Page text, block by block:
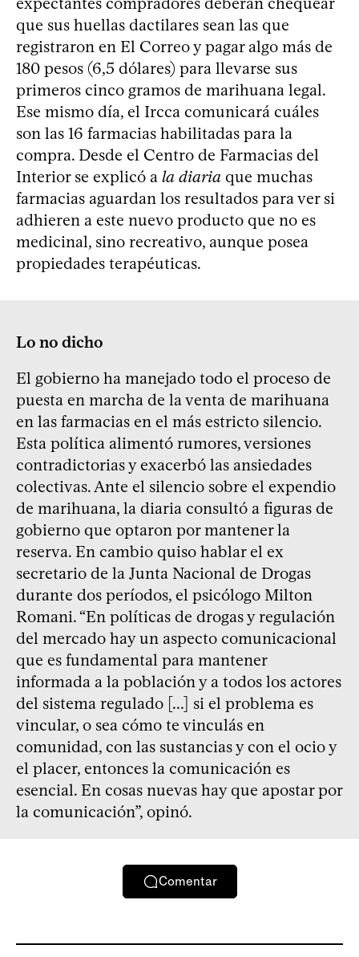
que sus huellas dactilares sean las que
registraron en El Correo y pagar algo más de
180 pesos (6,5 dólares) para llevarse sus
primeros cinco gramos de marihuana legal.
Ese mismo día, el Ircca comunicará cuáles
son las 16 farmacias habilitadas para la
compra. Desde el Centro de Farmacias del
Interior se explicó a la diaria que muchas
farmacias aguardan los resultados para ver si
adhieren a este nuevo producto que no es
medicinal, sino recreativo, aunque posea
propiedades terapéuticas.
Lo no dicho
El gobierno ha manejado todo el proceso de
puesta en marcha de la venta de marihuana
en las farmacias en el más estricto silencio.
Esta política alimentó rumores, versiones
contradictorias y exacerbó las ansiedades
colectivas. Ante el silencio sobre el expendio
de marihuana, la diaria consultó a figuras de
gobierno que optaron por mantener la
reserva. En cambio quiso hablar el ex
secretario de la Junta Nacional de Drogas
durante dos períodos, el psicólogo Milton
Romani. “En políticas de drogas y regulación
del mercado hay un aspecto comunicacional
que es fundamental para mantener
informada a la población y a todos los actores
del sistema regulado [...] si el problema es
vincular, o sea cómo te vinculás en
comunidad, con las sustancias y con el ocio y
el placer, entonces la comunicación es
esencial. En cosas nuevas hay que apostar por
la comunicación”, opinó.
Comentar